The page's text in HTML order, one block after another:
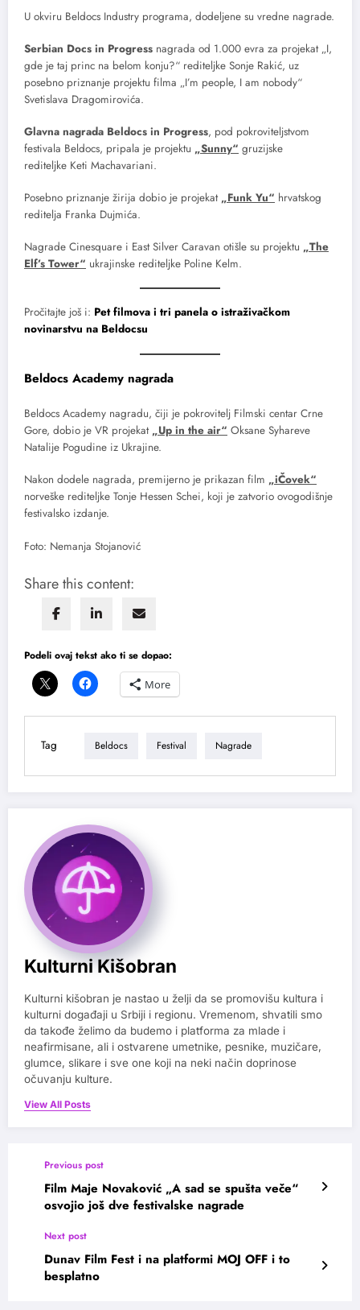
U okviru Beldocs Industry programa, dodeljene su vredne nagrade.
Serbian Docs in Progress nagrada od 1.000 evra za projekat „I,
gde je taj princ na belom konju?“ rediteljke Sonje Rakić, uz
posebno priznanje projektu filma „I’m people, I am nobody“
Svetislava Dragomirovića.
Glavna nagrada Beldocs in Progress, pod pokroviteljstvom
festivala Beldocs, pripala je projektu „Sunny“ gruzijske
rediteljke Keti Machavariani.
Posebno priznanje žirija dobio je projekat „Funk Yu“ hrvatskog
reditelja Franka Dujmića.
Nagrade Cinesquare i East Silver Caravan otišle su projektu „The
Elf’s Tower“ ukrajinske rediteljke Poline Kelm.
Pročitajte još i: Pet filmova i tri panela o istraživačkom
novinarstvu na Beldocsu
Beldocs Academy nagrada
Beldocs Academy nagradu, čiji je pokrovitelj Filmski centar Crne
Gore, dobio je VR projekat „Up in the air“ Oksane Syhareve
Natalije Pogudine iz Ukrajine.
Nakon dodele nagrada, premijerno je prikazan film „iČovek“
norveške rediteljke Tonje Hessen Schei, koji je zatvorio ovogodišnje
festivalsko izdanje.
Foto: Nemanja Stojanović
Share this content:
Podeli ovaj tekst ako ti se dopao:
More
Tag Beldocs Festival Nagrade
Kulturni Kišobran
Kulturni kišobran je nastao u želji da se promovišu kultura i
kulturni događaji u Srbiji i regionu. Vremenom, shvatili smo
da takođe želimo da budemo i platforma za mlade i
neafirmisane, ali i ostvarene umetnike, pesnike, muzičare,
glumce, slikare i sve one koji na neki način doprinose
očuvanju kulture.
View All Posts
Previous post
Film Maje Novaković „A sad se spušta veče“
osvojio još dve festivalske nagrade
Next post
Dunav Film Fest i na platformi MOJ OFF i to
besplatno